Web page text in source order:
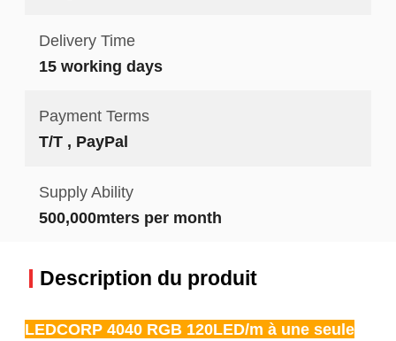
Delivery Time
15 working days
Payment Terms
T/T , PayPal
Supply Ability
500,000mters per month
Description du produit
LEDCORP 4040 RGB 120LED/m à une seule